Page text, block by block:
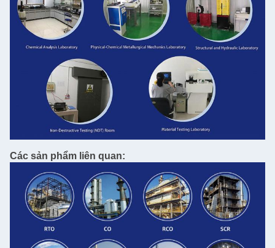
Các sản phẩm liên quan: